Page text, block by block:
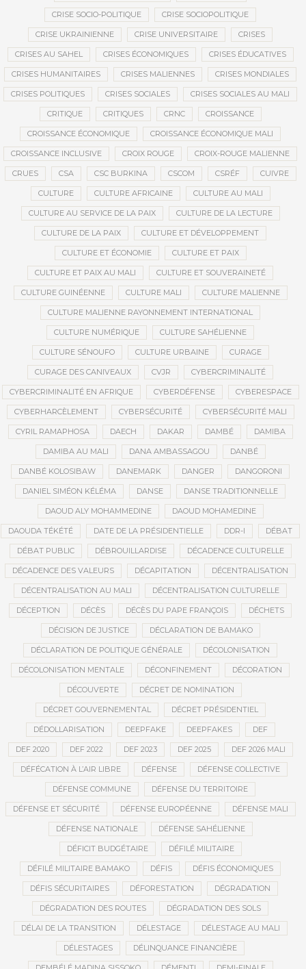
CRISE SOCIO-POLITIQUE CRISE SOCIOPOLITIQUE
CRISE UKRAINIENNE CRISE UNIVERSITAIRE CRISES
CRISES AU SAHEL CRISES ÉCONOMIQUES CRISES ÉDUCATIVES
CRISES HUMANITAIRES CRISES MALIENNES CRISES MONDIALES
CRISES POLITIQUES CRISES SOCIALES CRISES SOCIALES AU MALI
CRITIQUE CRITIQUES CRNC CROISSANCE
CROISSANCE ÉCONOMIQUE CROISSANCE ÉCONOMIQUE MALI
CROISSANCE INCLUSIVE CROIX ROUGE CROIX-ROUGE MALIENNE
CRUES CSA CSC BURKINA CSCOM CSRÉF CUIVRE
CULTURE CULTURE AFRICAINE CULTURE AU MALI
CULTURE AU SERVICE DE LA PAIX CULTURE DE LA LECTURE
CULTURE DE LA PAIX CULTURE ET DÉVELOPPEMENT
CULTURE ET ÉCONOMIE CULTURE ET PAIX
CULTURE ET PAIX AU MALI CULTURE ET SOUVERAINETÉ
CULTURE GUINÉENNE CULTURE MALI CULTURE MALIENNE
CULTURE MALIENNE RAYONNEMENT INTERNATIONAL
CULTURE NUMÉRIQUE CULTURE SAHÉLIENNE
CULTURE SÉNOUFO CULTURE URBAINE CURAGE
CURAGE DES CANIVEAUX CVJR CYBERCRIMINALITÉ
CYBERCRIMINALITÉ EN AFRIQUE CYBERDÉFENSE CYBERESPACE
CYBERHARCÈLEMENT CYBERSÉCURITÉ CYBERSÉCURITÉ MALI
CYRIL RAMAPHOSA DAECH DAKAR DAMBÉ DAMIBA
DAMIBA AU MALI DANA AMBASSAGOU DANBÉ
DANBÉ KOLOSIBAW DANEMARK DANGER DANGORONI
DANIEL SIMÉON KÉLÉMA DANSE DANSE TRADITIONNELLE
DAOUD ALY MOHAMMEDINE DAOUD MOHAMEDINE
DAOUDA TÉKÉTÉ DATE DE LA PRÉSIDENTIELLE DDR-I DÉBAT
DÉBAT PUBLIC DÉBROUILLARDISE DÉCADENCE CULTURELLE
DÉCADENCE DES VALEURS DÉCAPITATION DÉCENTRALISATION
DÉCENTRALISATION AU MALI DÉCENTRALISATION CULTURELLE
DÉCEPTION DÉCÈS DÉCÈS DU PAPE FRANÇOIS DÉCHETS
DÉCISION DE JUSTICE DÉCLARATION DE BAMAKO
DÉCLARATION DE POLITIQUE GÉNÉRALE DÉCOLONISATION
DÉCOLONISATION MENTALE DÉCONFINEMENT DÉCORATION
DÉCOUVERTE DÉCRET DE NOMINATION
DÉCRET GOUVERNEMENTAL DÉCRET PRÉSIDENTIEL
DÉDOLLARISATION DEEPFAKE DEEPFAKES DEF
DEF 2020 DEF 2022 DEF 2023 DEF 2025 DEF 2026 MALI
DÉFÉCATION À L’AIR LIBRE DÉFENSE DÉFENSE COLLECTIVE
DÉFENSE COMMUNE DÉFENSE DU TERRITOIRE
DÉFENSE ET SÉCURITÉ DÉFENSE EUROPÉENNE DÉFENSE MALI
DÉFENSE NATIONALE DÉFENSE SAHÉLIENNE
DÉFICIT BUDGÉTAIRE DÉFILÉ MILITAIRE
DÉFILÉ MILITAIRE BAMAKO DÉFIS DÉFIS ÉCONOMIQUES
DÉFIS SÉCURITAIRES DÉFORESTATION DÉGRADATION
DÉGRADATION DES ROUTES DÉGRADATION DES SOLS
DÉLAI DE LA TRANSITION DÉLESTAGE DÉLESTAGE AU MALI
DÉLESTAGES DÉLINQUANCE FINANCIÈRE